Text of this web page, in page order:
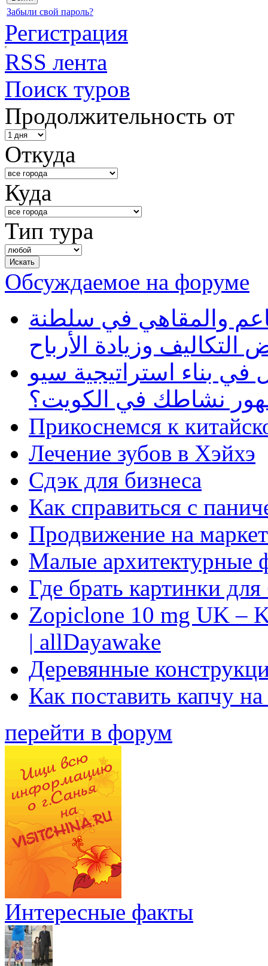
Забыли свой пароль?
Регистрация
RSS лента
Поиск туров
Продолжительность от
Откуда
Куда
Тип тура
Обсуждаемое на форуме
والمقاهي في سلطنة
وزيادة الأرباح
بناء استراتيجية سيو
نشاطك في الكويت؟
Прикоснемся к
Лечение зубов в Хэйхэ
Сдэк для бизнеса
Как справиться с
Продвижение на
Малые архитектурные
Где брать картинки
Zopiclone 10 mg UK –
| allDayawake
Деревянные
Как поставить капчу
перейти в форум
Интересные факты